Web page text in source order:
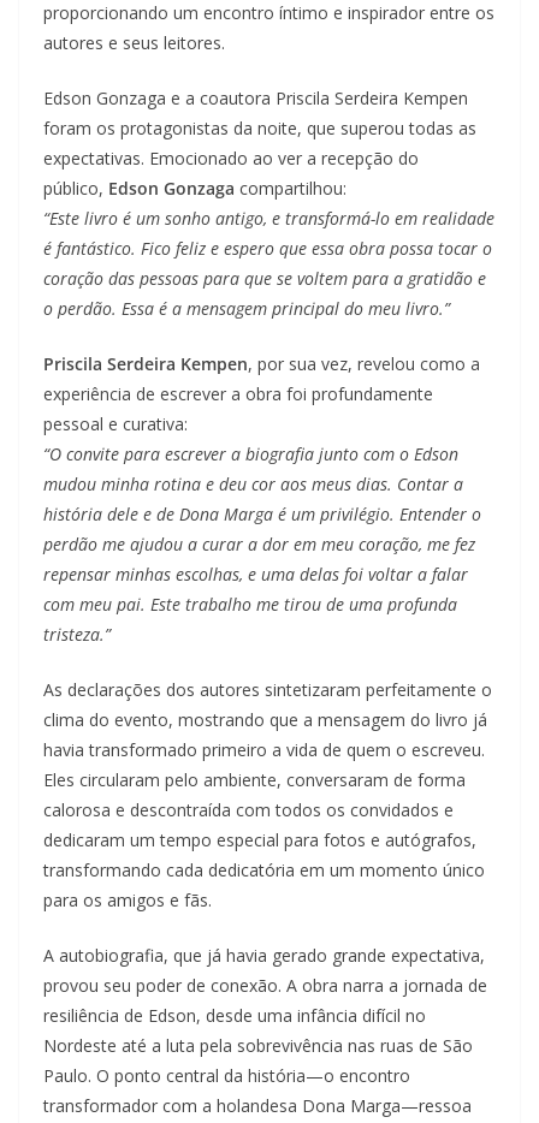
proporcionando um encontro íntimo e inspirador entre os
autores e seus leitores.
Edson Gonzaga e a coautora Priscila Serdeira Kempen
foram os protagonistas da noite, que superou todas as
expectativas. Emocionado ao ver a recepção do
público, Edson Gonzaga compartilhou:
“Este livro é um sonho antigo, e transformá-lo em realidade
é fantástico. Fico feliz e espero que essa obra possa tocar o
coração das pessoas para que se voltem para a gratidão e
o perdão. Essa é a mensagem principal do meu livro.”
Priscila Serdeira Kempen, por sua vez, revelou como a
experiência de escrever a obra foi profundamente
pessoal e curativa:
“O convite para escrever a biografia junto com o Edson
mudou minha rotina e deu cor aos meus dias. Contar a
história dele e de Dona Marga é um privilégio. Entender o
perdão me ajudou a curar a dor em meu coração, me fez
repensar minhas escolhas, e uma delas foi voltar a falar
com meu pai. Este trabalho me tirou de uma profunda
tristeza.”
As declarações dos autores sintetizaram perfeitamente o
clima do evento, mostrando que a mensagem do livro já
havia transformado primeiro a vida de quem o escreveu.
Eles circularam pelo ambiente, conversaram de forma
calorosa e descontraída com todos os convidados e
dedicaram um tempo especial para fotos e autógrafos,
transformando cada dedicatória em um momento único
para os amigos e fãs.
A autobiografia, que já havia gerado grande expectativa,
provou seu poder de conexão. A obra narra a jornada de
resiliência de Edson, desde uma infância difícil no
Nordeste até a luta pela sobrevivência nas ruas de São
Paulo. O ponto central da história—o encontro
transformador com a holandesa Dona Marga—ressoa